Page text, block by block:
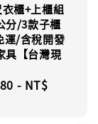
櫃+上櫃組
分/3款子櫃
運/含稅開發
具【台灣現
- NT$